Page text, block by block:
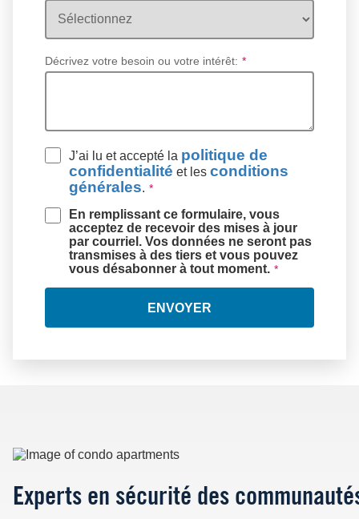
*
Décrivez votre besoin ou votre intérêt:
J’ai lu et accepté la politique de
confidentialité et les conditions
générales.
En remplissant ce formulaire, vous
acceptez de recevoir des mises à jour
par courriel. Vos données ne seront pas
transmises à des tiers et vous pouvez
vous désabonner à tout moment.
ENVOYER
Image
Experts en sécurité des